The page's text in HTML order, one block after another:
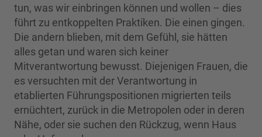
tun, was wir einbringen können und wollen – dies
führt zu entkoppelten Praktiken. Die einen gingen.
Die andern blieben, mit dem Gefühl, sie hätten
alles getan und waren sich keiner
Mitverantwortung bewusst. Diejenigen Frauen, die
es versuchten mit der Verantwortung in
etablierten Führungspositionen migrierten teils
ernüchtert, zurück in die Metropolen oder in deren
Nähe, oder sie suchen den Rückzug, wenn Haus